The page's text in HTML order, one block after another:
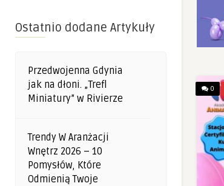
Ostatnio dodane Artykuły
Przedwojenna Gdynia
jak na dłoni. „Trefl
Miniatury” w Rivierze
Trendy W Aranżacji
Wnętrz 2026 – 10
Pomysłów, Które
Odmienią Twoje
0